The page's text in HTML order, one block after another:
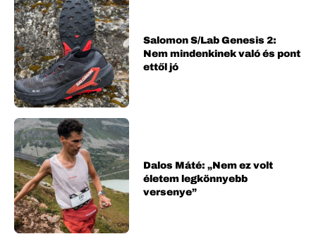
Salomon S/Lab Genesis 2:
Nem mindenkinek való és pont
ettől jó
Dalos Máté: „Nem ez volt
életem legkönnyebb
versenye”